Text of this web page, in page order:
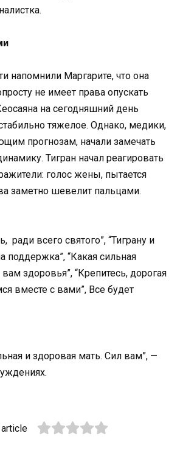
напомнили Маргарите, что она
не имеет права опускать
на сегодняшний день
тяжелое. Однако, медики,
прогнозам, начали замечать
Тигран начал реагировать
голос жены, пытается
заметно шевелит пальцами.
ради всего святого”, “Тиграну и
“Какая сильная
здоровья”, “Крепитесь, дорогая
вместе с вами”, Все будет
и здоровая мать. Сил вам”, —
article